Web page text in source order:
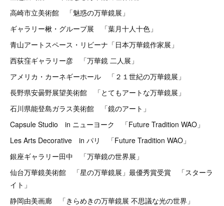
高崎市立美術館 「魅惑の万華鏡展」
ギャラリー楸・グループ展 「葉月十人十色」
青山アートスペース・リビーナ「日本万華鏡作家展」
西荻窪ギャラリー彦 「万華鏡 二人展」
アメリカ・カーネギーホール 「２１世紀の万華鏡展」
長野県安曇野展望美術館 「とてもアートな万華鏡展」
石川県能登島ガラス美術館 「鏡のアート」
Capsule Studio in ニューヨーク 「Future Tradition WAO」
Les Arts Decorative in パリ 「Future Tradition WAO」
銀座ギャラリー田中 「万華鏡の世界展」
仙台万華鏡美術館 「星の万華鏡展」最優秀賞受賞 「スターラ
イト」
静岡由美画廊 「きらめきの万華鏡展 不思議な光の世界」